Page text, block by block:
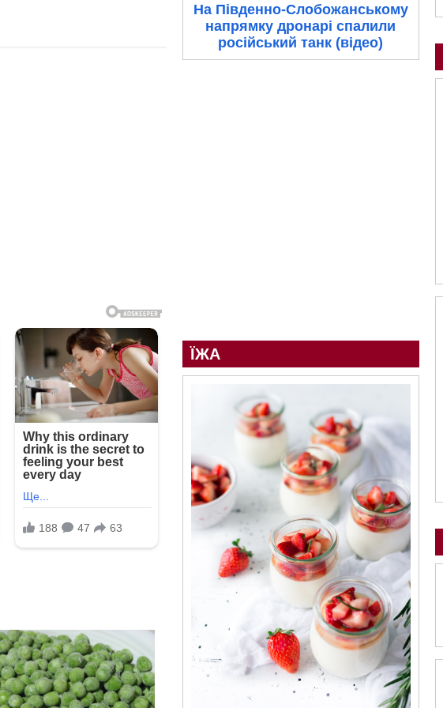
На Південно-Слобожанському
напрямку дронарі спалили
російський танк (відео)
ЇЖА